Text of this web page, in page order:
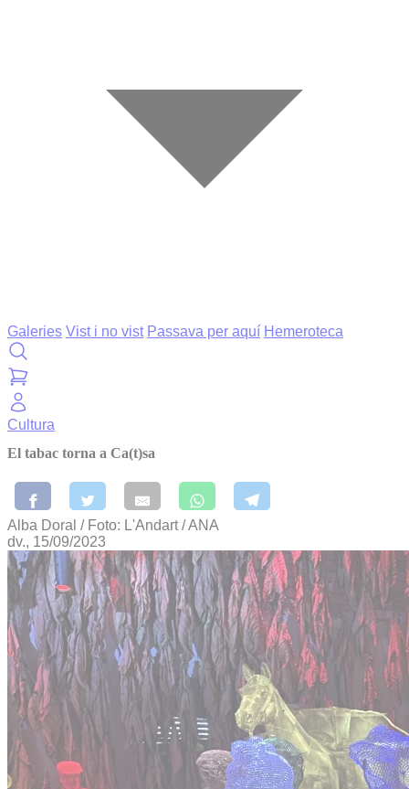
Galeries Vist i no vist Passava per aquí Hemeroteca
Cultura
El tabac torna a Ca(t)sa
Alba Doral / Foto: L'Andart / ANA
dv., 15/09/2023